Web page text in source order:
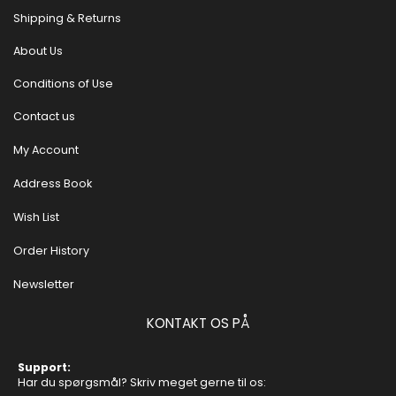
Shipping & Returns
About Us
Conditions of Use
Contact us
My Account
Address Book
Wish List
Order History
Newsletter
KONTAKT OS PÅ
Support:
Har du spørgsmål? Skriv meget gerne til os: